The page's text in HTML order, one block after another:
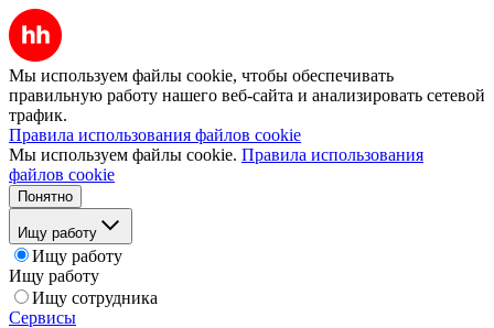
Мы используем файлы cookie, чтобы обеспечивать
правильную работу нашего веб-сайта и анализировать сетевой
трафик.
Правила использования файлов cookie
Мы используем файлы cookie. Правила использования
файлов cookie
Понятно
Ищу работу
Ищу работу
Ищу работу
Ищу сотрудника
Сервисы